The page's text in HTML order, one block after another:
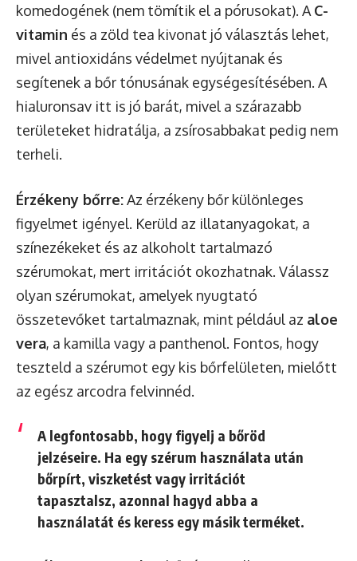
komedogének (nem tömítik el a pórusokat). A C-
vitamin és a zöld tea kivonat jó választás lehet,
mivel antioxidáns védelmet nyújtanak és
segítenek a bőr tónusának egységesítésében. A
hialuronsav itt is jó barát, mivel a szárazabb
területeket hidratálja, a zsírosabbakat pedig nem
terheli.
Érzékeny bőrre:Az érzékeny bőr különleges
figyelmet igényel. Kerüld az illatanyagokat, a
színezékeket és az alkoholt tartalmazó
szérumokat, mert irritációt okozhatnak. Válassz
olyan szérumokat, amelyek nyugtató
összetevőket tartalmaznak, mint például az aloe
vera, a kamilla vagy a panthenol. Fontos, hogy
teszteld a szérumot egy kis bőrfelületen, mielőtt
az egész arcodra felvinnéd.
A legfontosabb, hogy figyelj a bőröd
jelzéseire. Ha egy szérum használata után
bőrpírt, viszketést vagy irritációt
tapasztalsz, azonnal hagyd abba a
használatát és keress egy másik terméket.